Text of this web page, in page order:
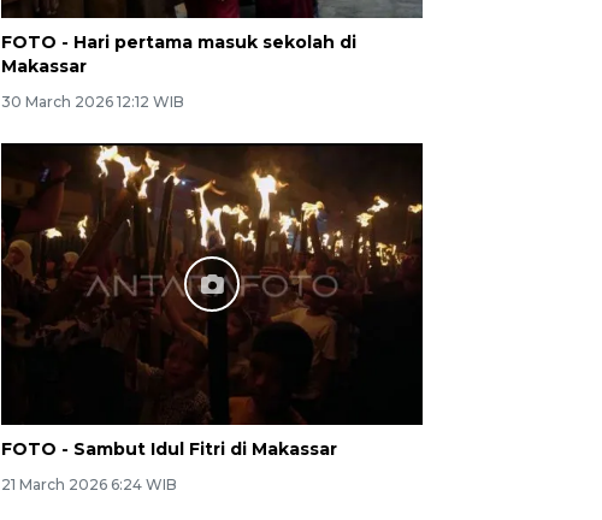
FOTO - Hari pertama masuk sekolah di
Makassar
30 March 2026 12:12 WIB
FOTO - Sambut Idul Fitri di Makassar
21 March 2026 6:24 WIB